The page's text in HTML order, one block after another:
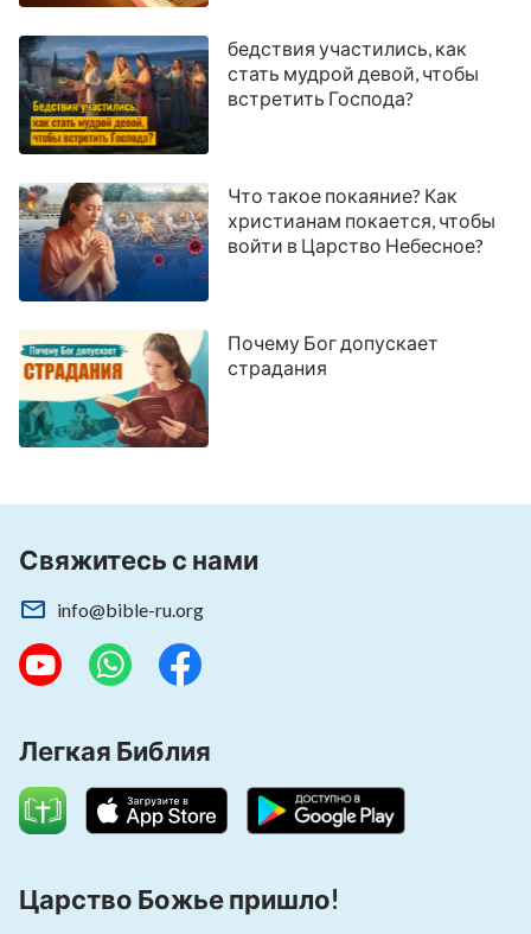
бедствия участились, как
стать мудрой девой, чтобы
встретить Господа?
Что такое покаяние? Как
христианам покается, чтобы
войти в Царство Небесное?
Почему Бог допускает
страдания
Свяжитесь с нами
info@bible-ru.org
Легкая Библия
Царство Божье пришло!